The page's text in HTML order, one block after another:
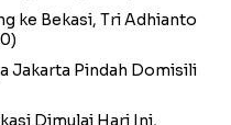
ke Bekasi, Tri Adhianto
Jakarta Pindah Domisili
Dimulai Hari Ini,